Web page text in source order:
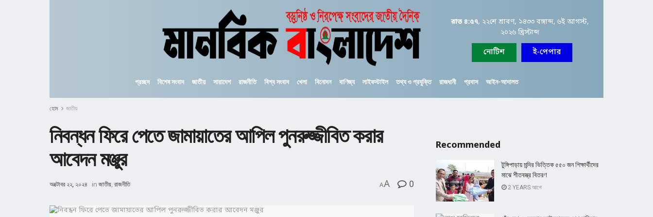
রাত ৪:৫৭, ২২শে শ্রাবণ, ১৪৩৩ বঙ্গাব্দ, ৬ই আগস্ট,
২০২৬ খ্রিস্টাব্দ
নোটিশ ই-পেপার
প্রচ্ছদ বিশেষ সংবাদ জাতীয় সারাদেশ রাজনীতি বিশ্ব সংবাদ খেলা বিনোদন বাণিজ্য লাইফস্টাইল তথ্য ও প্রযুক্তি রাজধানী প্রবাস আইন-আদালত
হোম জাতীয়
নিবন্ধন ফিরে পেতে জামায়াতের আপিল পুনরুজ্জীবিত করার
আবেদন মঞ্জুর
অক্টোবর ২২, ২০২৪ in জাতীয়, রাজনীতি AA 0
Recommended
টুঙ্গিপাড়ায় মন্দির ভিত্তিক ৫৫০ জন শিক্ষার্থীদের
মাঝে শীতবস্ত্র বিতরণ
2 YEARS আগে